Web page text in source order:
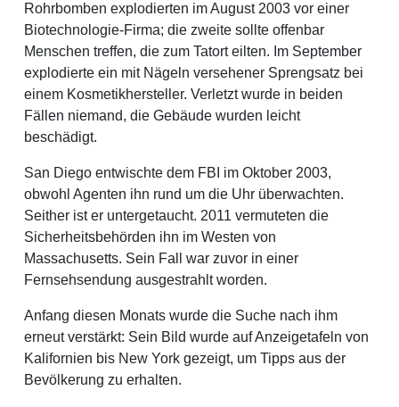
Rohrbomben explodierten im August 2003 vor einer
Biotechnologie-Firma; die zweite sollte offenbar
Menschen treffen, die zum Tatort eilten. Im September
explodierte ein mit Nägeln versehener Sprengsatz bei
einem Kosmetikhersteller. Verletzt wurde in beiden
Fällen niemand, die Gebäude wurden leicht
beschädigt.
San Diego entwischte dem FBI im Oktober 2003,
obwohl Agenten ihn rund um die Uhr überwachten.
Seither ist er untergetaucht. 2011 vermuteten die
Sicherheitsbehörden ihn im Westen von
Massachusetts. Sein Fall war zuvor in einer
Fernsehsendung ausgestrahlt worden.
Anfang diesen Monats wurde die Suche nach ihm
erneut verstärkt: Sein Bild wurde auf Anzeigetafeln von
Kalifornien bis New York gezeigt, um Tipps aus der
Bevölkerung zu erhalten.